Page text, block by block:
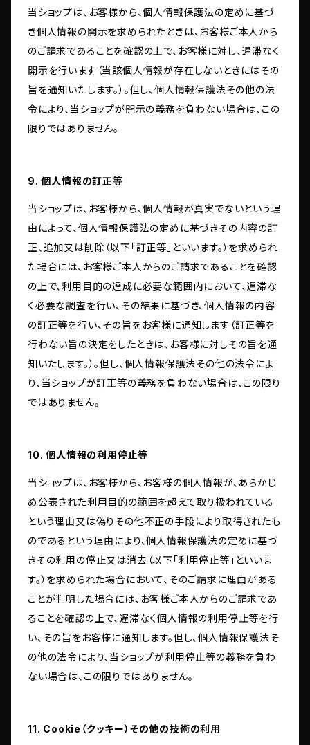
当ショップは、お客様から、個人情報保護法の定めに基づ
き個人情報の開示を求められたときは、お客様ご本人から
のご請求であることを確認の上で、お客様に対し、遅滞なく
開示を行います（当該個人情報が存在しないときにはその
旨を通知いたします。）。但し、個人情報保護法その他の法
令により、当ショップが開示の義務を負わない場合は、この
限りではありません。
9. 個人情報の訂正等
当ショップは、お客様から、個人情報が真実でないという理
由によって、個人情報保護法の定めに基づきその内容の訂
正、追加又は削除（以下「訂正等」といいます。）を求められ
た場合には、お客様ご本人からのご請求であることを確認
の上で、利用目的の達成に必要な範囲内において、遅滞な
く必要な調査を行い、その結果に基づき、個人情報の内容
の訂正等を行い、その旨をお客様に通知します（訂正等を
行わない旨の決定をしたときは、お客様に対しその旨を通
知いたします。）。但し、個人情報保護法その他の法令によ
り、当ショップが訂正等の義務を負わない場合は、この限り
ではありません。
10. 個人情報の利用停止等
当ショップは、お客様から、お客様の個人情報が、あらかじ
め公表された利用目的の範囲を超えて取り扱われている
という理由又は偽りその他不正の手段により取得されたも
のであるという理由により、個人情報保護法の定めに基づ
きその利用の停止又は消去（以下「利用停止等」といいま
す。）を求められた場合において、そのご請求に理由がある
ことが判明した場合には、お客様ご本人からのご請求であ
ることを確認の上で、遅滞なく個人情報の利用停止等を行
い、その旨をお客様に通知します。但し、個人情報保護法そ
の他の法令により、当ショップが利用停止等の義務を負わ
ない場合は、この限りではありません。
11. Cookie（クッキー）その他の技術の利用